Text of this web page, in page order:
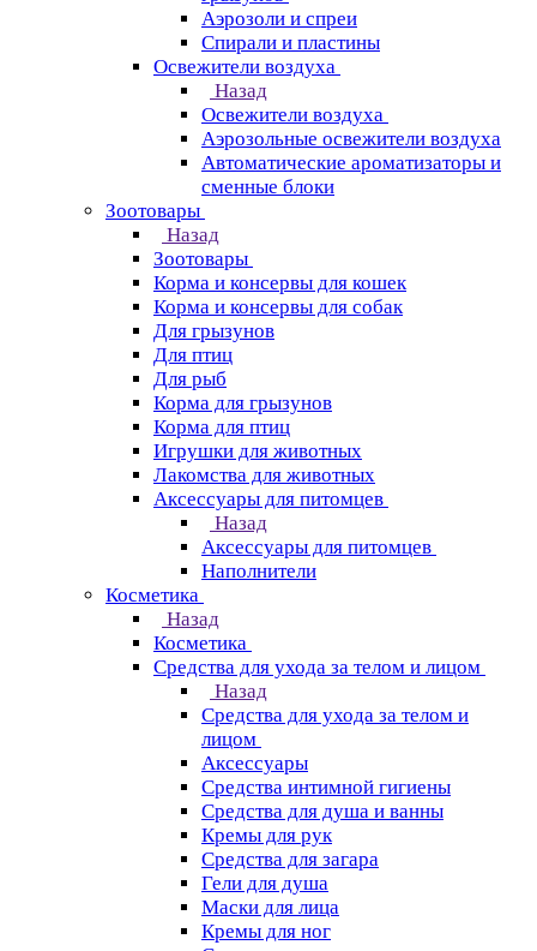
Аэрозоли и спреи
Спирали и пластины
Освежители воздуха
Назад
Освежители воздуха
Аэрозольные освежители воздуха
Автоматические ароматизаторы и
сменные блоки
Зоотовары
Назад
Зоотовары
Корма и консервы для кошек
Корма и консервы для собак
Для грызунов
Для птиц
Для рыб
Корма для грызунов
Корма для птиц
Игрушки для животных
Лакомства для животных
Аксессуары для питомцев
Назад
Аксессуары для питомцев
Наполнители
Косметика
Назад
Косметика
Средства для ухода за телом и лицом
Назад
Средства для ухода за телом и
лицом
Аксессуары
Средства интимной гигиены
Средства для душа и ванны
Кремы для рук
Средства для загара
Гели для душа
Маски для лица
Кремы для ног